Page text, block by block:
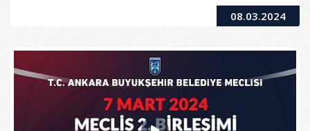
08.03.2024